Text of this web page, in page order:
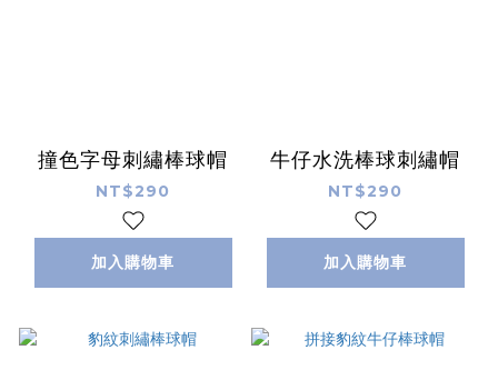
撞色字母刺繡棒球帽
NT$290
加入購物車
牛仔水洗棒球刺繡帽
NT$290
加入購物車